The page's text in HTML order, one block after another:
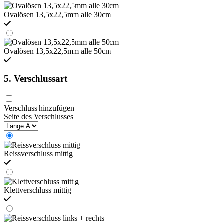
Ovalösen 13,5x22,5mm alle 30cm
Ovalösen 13,5x22,5mm alle 50cm
5. Verschlussart
Verschluss hinzufügen
Seite des Verschlusses
Reissverschluss mittig
Klettverschluss mittig